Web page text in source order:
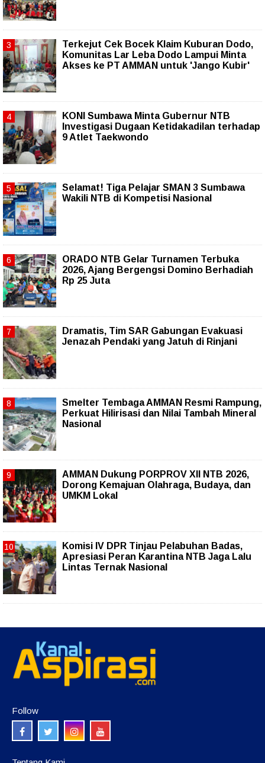
Terkejut Cek Bocek Klaim Kuburan Dodo,
Komunitas Lar Leba Dodo Lampui Minta
Akses ke PT AMMAN untuk 'Jango Kubir'
KONI Sumbawa Minta Gubernur NTB
Investigasi Dugaan Ketidakadilan terhadap
9 Atlet Taekwondo
Selamat! Tiga Pelajar SMAN 3 Sumbawa
Wakili NTB di Kompetisi Nasional
ORADO NTB Gelar Turnamen Terbuka
2026, Ajang Bergengsi Domino Berhadiah
Rp 25 Juta
Dramatis, Tim SAR Gabungan Evakuasi
Jenazah Pendaki yang Jatuh di Rinjani
Smelter Tembaga AMMAN Resmi Rampung,
Perkuat Hilirisasi dan Nilai Tambah Mineral
Nasional
AMMAN Dukung PORPROV XII NTB 2026,
Dorong Kemajuan Olahraga, Budaya, dan
UMKM Lokal
Komisi IV DPR Tinjau Pelabuhan Badas,
Apresiasi Peran Karantina NTB Jaga Lalu
Lintas Ternak Nasional
Follow